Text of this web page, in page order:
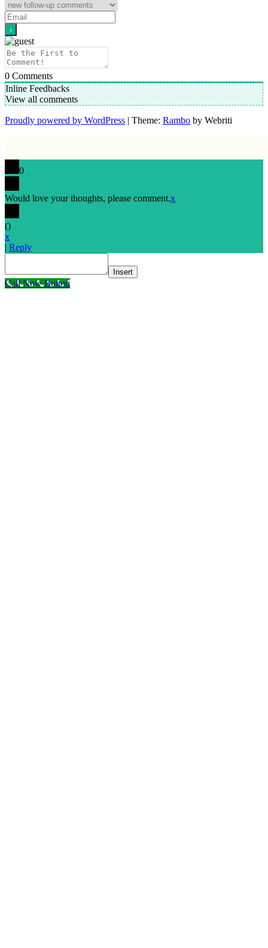
0 Comments
Inline Feedbacks
View all comments
Proudly powered by WordPress | Theme: Rambo by Webriti
0
Would love your thoughts, please comment.x
()
x
| Reply
Insert
Call Now Button